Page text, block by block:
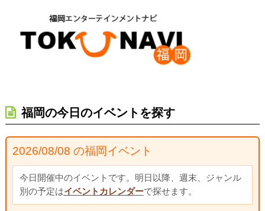
福岡の今日のイベントを探す
2026/08/08 の福岡イベント
今日開催中のイベントです。明日以降、週末、ジャンル
別の予定はイベントカレンダーで探せます。